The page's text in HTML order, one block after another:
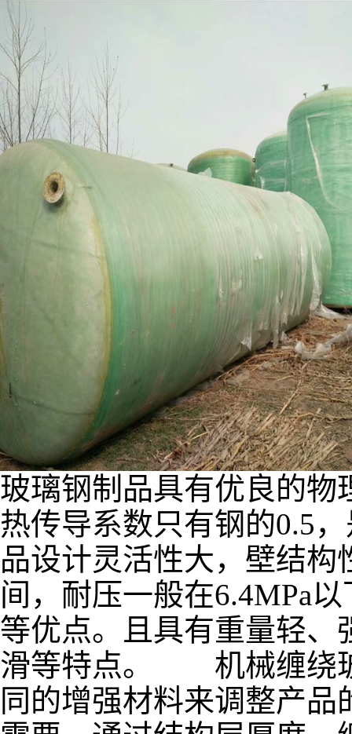
玻璃钢制品具有优良的物
热传导系数只有钢的0.5
品设计灵活性大，壁结
间，耐压一般在6.4MPa
等优点。且具有重量轻、
滑等特点。 机械缠绕玻
同的增强材料来调整产